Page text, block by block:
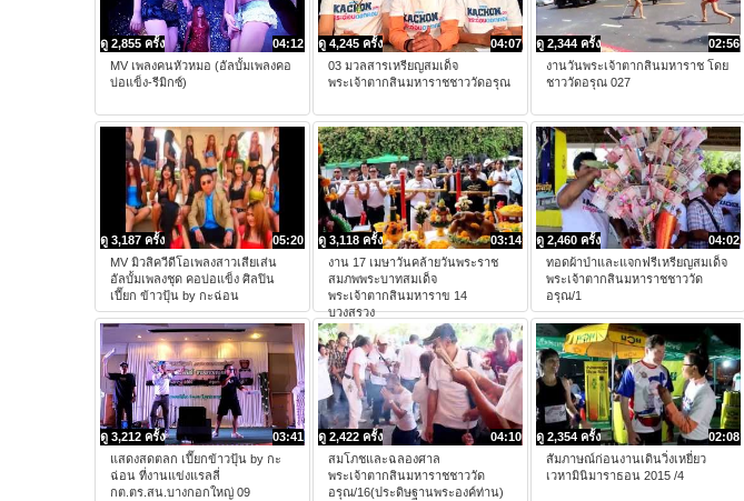
04:12
ดู 2,855 ครั้ง
MV เพลงคนหัวหมอ (อัลบั้มเพลงคอ
บ่อแข็ง-รีมิกซ์)
04:07
ดู 4,245 ครั้ง
03 มวลสารเหรียญสมเด็จ
พระเจ้าตากสินมหาราชชาววัดอรุณ
02:56
ดู 2,344 ครั้ง
งานวันพระเจ้าตากสินมหาราช โดย
ชาววัดอรุณ 027
05:20
ดู 3,187 ครั้ง
MV มิวสิควีดีโอเพลงสาวเสียเส่น
อัลบั้มเพลงชุด คอบ่อแข็ง ศิลปิน
เปี๊ยก ข้าวปุ้น by กะฉ่อน
03:14
ดู 3,118 ครั้ง
งาน 17 เมษาวันคล้ายวันพระราช
สมภพพระบาทสมเด็จ
พระเจ้าตากสินมหาราข 14
บวงสรวง
04:02
ดู 2,460 ครั้ง
ทอดผ้าป่าและแจกฟรีเหรียญสมเด็จ
พระเจ้าตากสินมหาราชชาววัด
อรุณ/1
03:41
ดู 3,212 ครั้ง
แสดงสดตลก เปี๊ยกข้าวปุ้น by กะ
ฉ่อน ที่งานแข่งแรลลี่
กต.ตร.สน.บางกอกใหญ่ 09
04:10
ดู 2,422 ครั้ง
สมโภชและฉลองศาล
พระเจ้าตากสินมหาราชชาววัด
อรุณ/16(ประดิษฐานพระองค์ท่าน)
02:08
ดู 2,354 ครั้ง
สัมภาษณ์ก่อนงานเดินวิ่งเหยี่ยว
เวหามินิมาราธอน 2015 /4